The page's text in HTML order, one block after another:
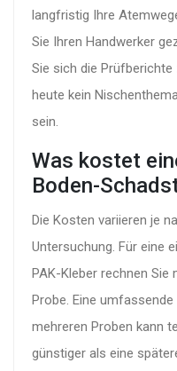
langfristig Ihre
Sie Ihren Handwerker
Sie sich die Prüfberichte
heute kein
sein.
Was kostet
Boden-
Die Kosten variieren je
Untersuchung. Für eine
PAK-Kleber rechnen Sie
Probe. Eine
mehreren Proben kann
günstiger als eine